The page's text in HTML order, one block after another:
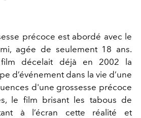
précoce est abordé avec le
agée de seulement 18 ans.
film décelait déjà en 2002 la
d’événement dans la vie d’une
d'une grossesse précoce
le film brisant les tabous de
à l’écran cette réalité et